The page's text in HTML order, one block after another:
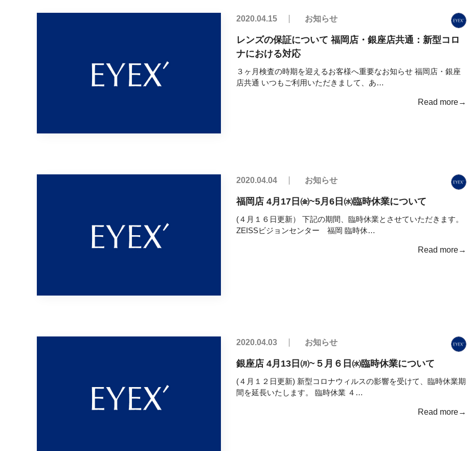
2020.04.15 お知らせ
レンズの保証について 福岡店・銀座店共通：新型コロ
ナにおける対応
３ヶ月検査の時期を迎えるお客様へ重要なお知らせ 福岡店・銀座
店共通 いつもご利用いただきまして、あ…
Read more→
2020.04.04 お知らせ
福岡店 4月17日㈮~5月6日㈬臨時休業について
(４月１６日更新） 下記の期間、臨時休業とさせていただきます。
ZEISSビジョンセンター 福岡 臨時休…
Read more→
2020.04.03 お知らせ
銀座店 4月13日㈪~５月６日㈬臨時休業について
(４月１２日更新) 新型コロナウィルスの影響を受けて、臨時休業期
間を延長いたします。 臨時休業 ４…
Read more→